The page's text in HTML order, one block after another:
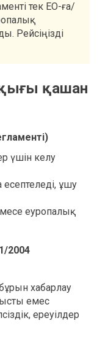
тек ЕО-ға/
Рейсіңізді
қашан
үшін келу
ұшу
еуропалық
2004
хабарлау
емес
ереуілдер